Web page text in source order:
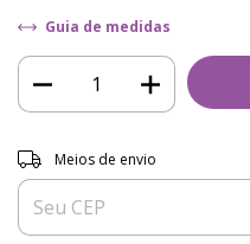
Guia de medidas
Entregas para o CEP:
Meios de envio